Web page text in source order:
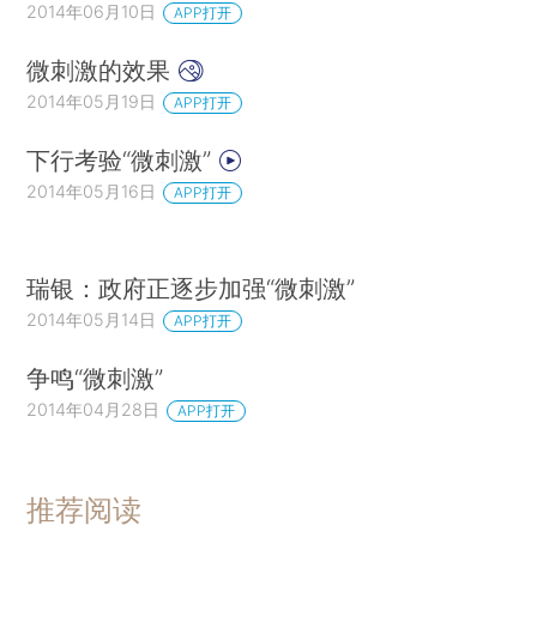
2014年06月10日 APP打开
微刺激的效果
2014年05月19日 APP打开
下行考验“微刺激”
2014年05月16日 APP打开
瑞银：政府正逐步加强“微刺激”
2014年05月14日 APP打开
争鸣“微刺激”
2014年04月28日 APP打开
推荐阅读